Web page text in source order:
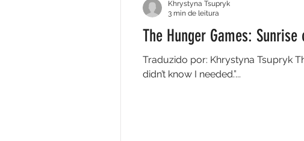
The Hunger Games: Sunrise
Traduzido por: Khrystyna Tsupryk
didn’t know I needed.”...
Khrystyna Tsupryk
3 min de leitura